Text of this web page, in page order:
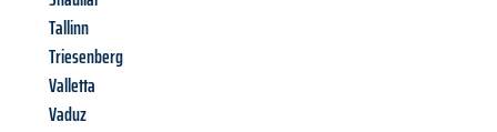
Tallinn
Triesenberg
Valletta
Vaduz